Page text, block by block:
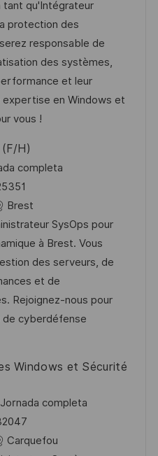
tant qu'Intégrateur
protection des
responsable de
des systèmes,
et leur
expertise en Windows et
vous !
H)
completa
Brest
SysOps pour
à Brest. Vous
des serveurs, de
et de
Rejoignez-nous pour
de cyberdéfense
Windows et Sécurité
Jornada completa
Carquefou